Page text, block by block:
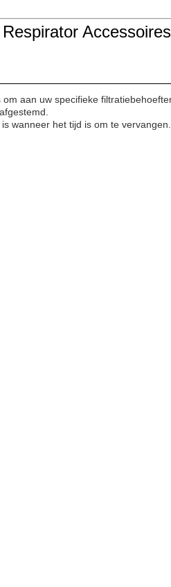
Accessoires
aan uw specifieke
wanneer het tijd is om te